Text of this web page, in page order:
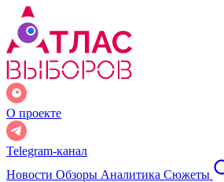
О проекте
Telegram-канал
Новости Обзоры Аналитика Сюжеты